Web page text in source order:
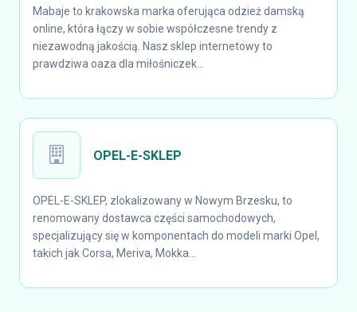
Mabaje to krakowska marka oferująca odzież damską
online, która łączy w sobie współczesne trendy z
niezawodną jakością. Nasz sklep internetowy to
prawdziwa oaza dla miłośniczek...
OPEL-E-SKLEP
OPEL-E-SKLEP, zlokalizowany w Nowym Brzesku, to
renomowany dostawca części samochodowych,
specjalizujący się w komponentach do modeli marki Opel,
takich jak Corsa, Meriva, Mokka...